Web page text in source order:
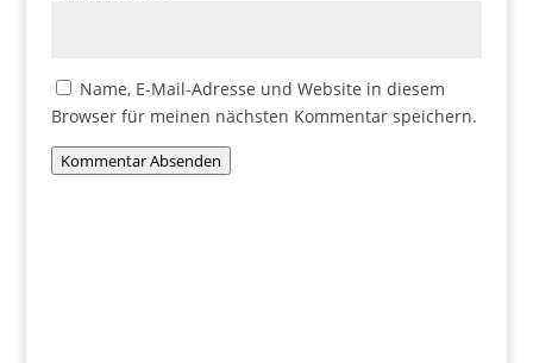
Name, E-Mail-Adresse und Website in diesem
Browser für meinen nächsten Kommentar speichern.
Kommentar Absenden